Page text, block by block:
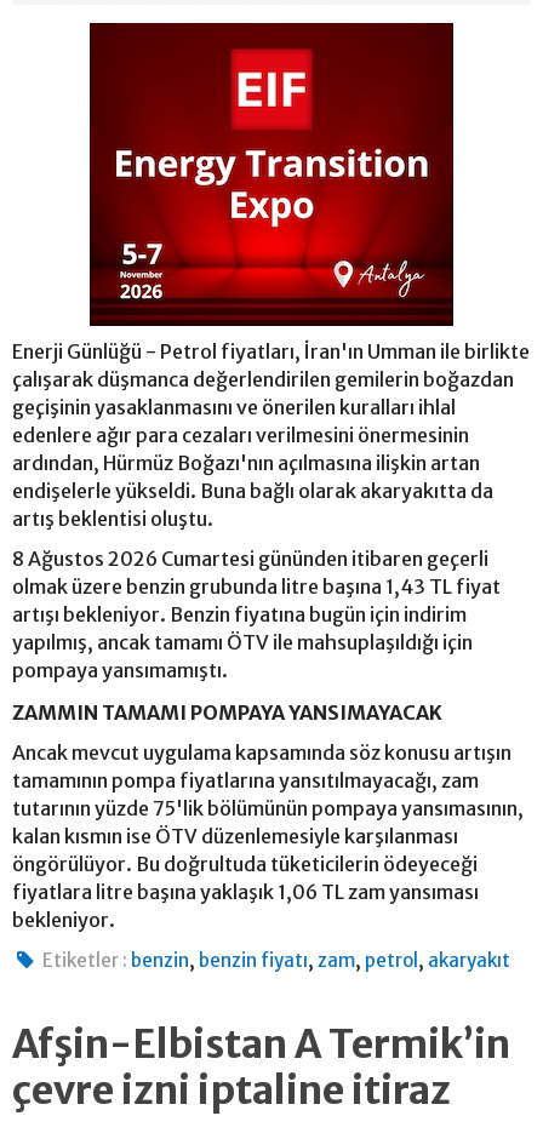
Enerji Günlüğü - Petrol fiyatları, İran'ın Umman ile birlikte
çalışarak düşmanca değerlendirilen gemilerin boğazdan
geçişinin yasaklanmasını ve önerilen kuralları ihlal
edenlere ağır para cezaları verilmesini önermesinin
ardından, Hürmüz Boğazı'nın açılmasına ilişkin artan
endişelerle yükseldi. Buna bağlı olarak akaryakıtta da
artış beklentisi oluştu.
8 Ağustos 2026 Cumartesi gününden itibaren geçerli
olmak üzere benzin grubunda litre başına 1,43 TL fiyat
artışı bekleniyor. Benzin fiyatına bugün için indirim
yapılmış, ancak tamamı ÖTV ile mahsuplaşıldığı için
pompaya yansımamıştı.
ZAMMIN TAMAMI POMPAYA YANSIMAYACAK
Ancak mevcut uygulama kapsamında söz konusu artışın
tamamının pompa fiyatlarına yansıtılmayacağı, zam
tutarının yüzde 75'lik bölümünün pompaya yansımasının,
kalan kısmın ise ÖTV düzenlemesiyle karşılanması
öngörülüyor. Bu doğrultuda tüketicilerin ödeyeceği
fiyatlara litre başına yaklaşık 1,06 TL zam yansıması
bekleniyor.
Etiketler : benzin, benzin fiyatı,zam, petrol , akaryakıt
Afşin-Elbistan A Termik’in
çevre izni iptaline itiraz